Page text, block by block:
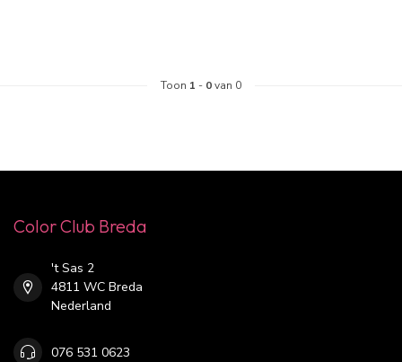
Toon 1 - 0van 0
Color Club Breda
't Sas 2
4811 WC Breda
Nederland
076 531 0623